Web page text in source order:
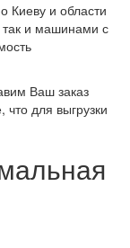
Киеву и области
и машинами с
Ваш заказ
для выгрузки